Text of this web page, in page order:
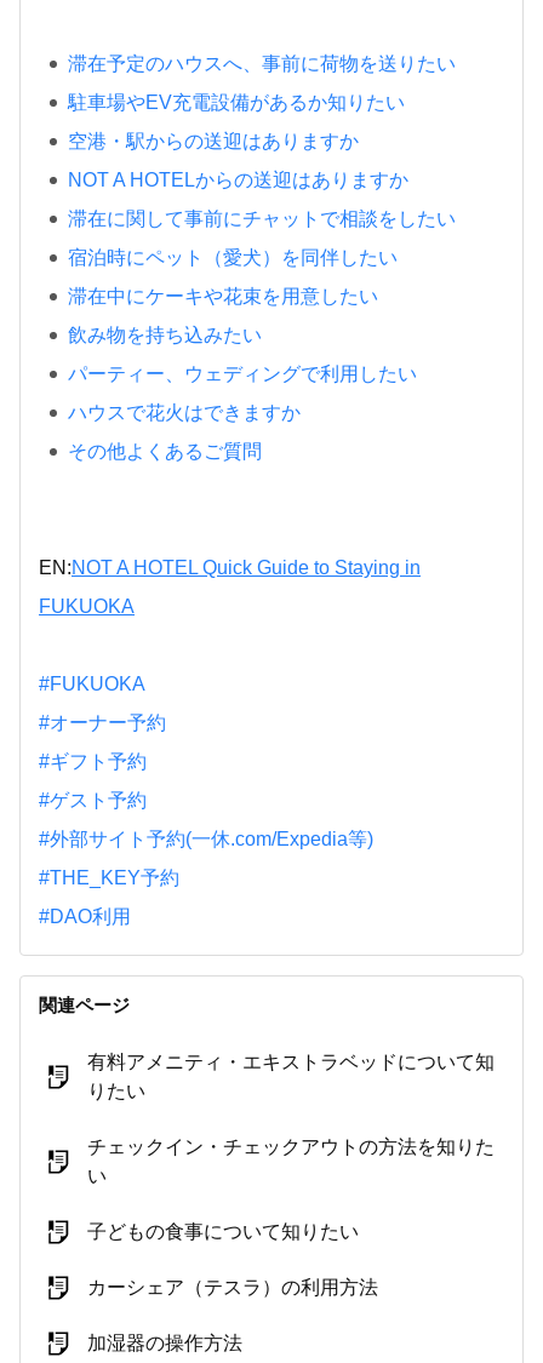
滞在予定のハウスへ、事前に荷物を送りたい
駐車場やEV充電設備があるか知りたい
空港・駅からの送迎はありますか
NOT A HOTELからの送迎はありますか
滞在に関して事前にチャットで相談をしたい
宿泊時にペット（愛犬）を同伴したい
滞在中にケーキや花束を用意したい
飲み物を持ち込みたい
パーティー、ウェディングで利用したい
ハウスで花火はできますか
その他よくあるご質問
EN:NOT A HOTEL Quick Guide to Staying in
FUKUOKA
#FUKUOKA
#オーナー予約
#ギフト予約
#ゲスト予約
#外部サイト予約(一休.com/Expedia等)
#THE_KEY予約
#DAO利用
関連ページ
有料アメニティ・エキストラベッドについて知
りたい
チェックイン・チェックアウトの方法を知りた
い
子どもの食事について知りたい
カーシェア（テスラ）の利用方法
加湿器の操作方法